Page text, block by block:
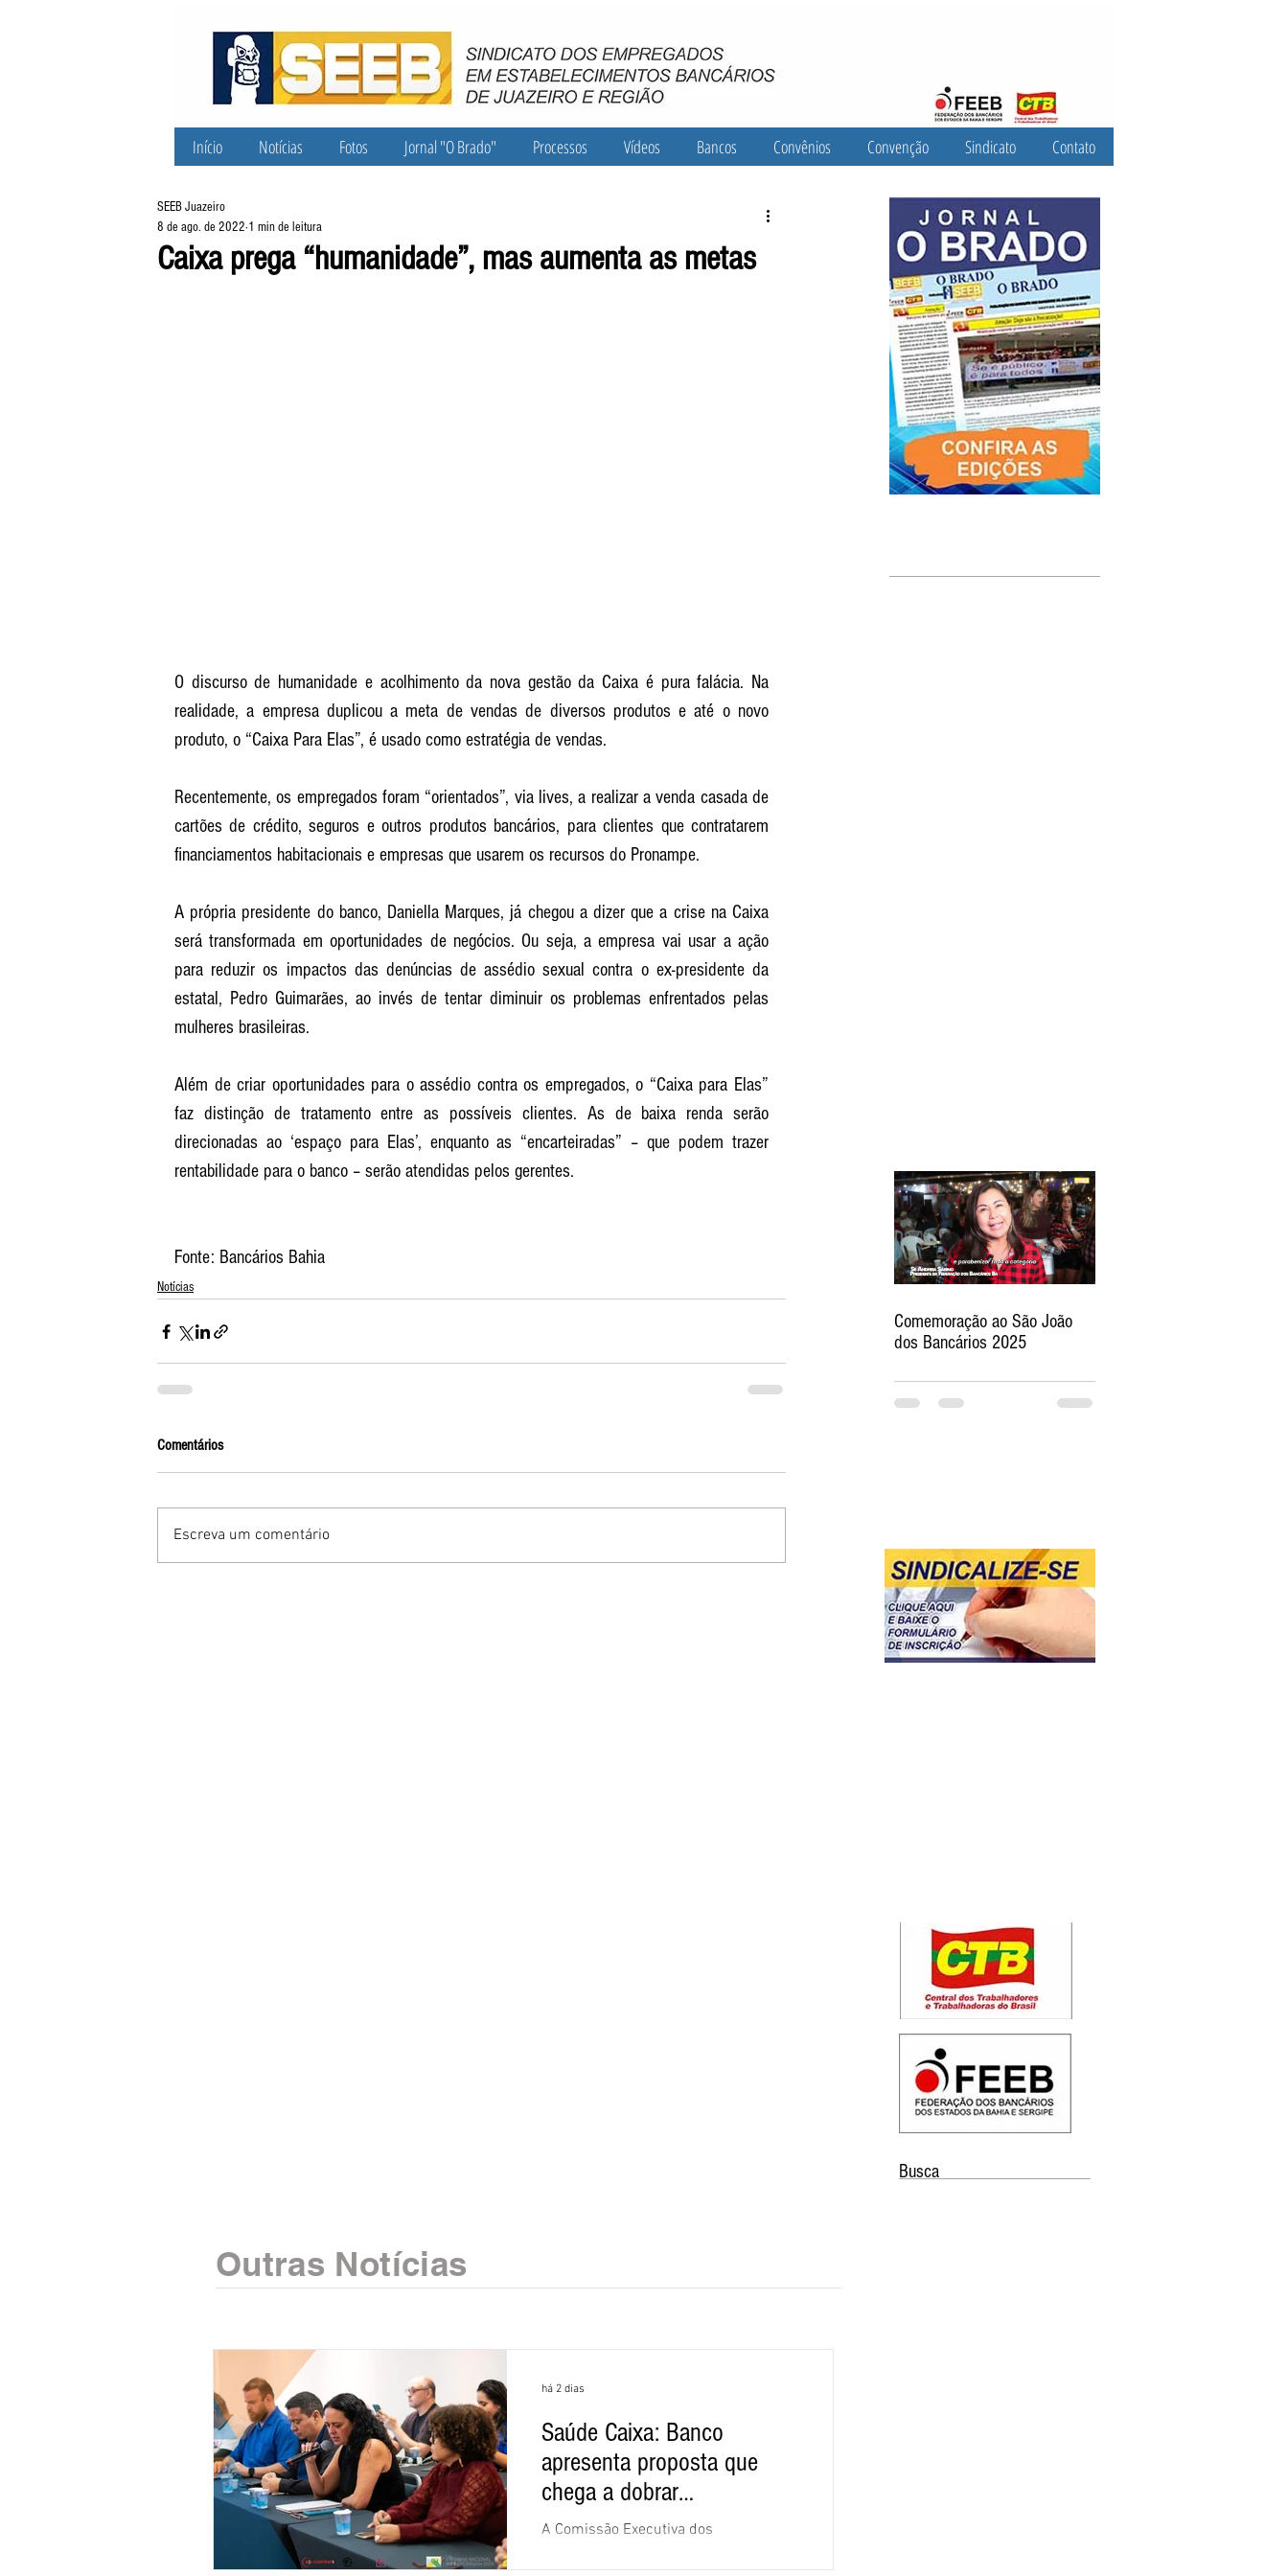
Início Notícias Fotos Jornal "O Brado" Processos Vídeos Bancos Convênios Convenção Sindicato Contato
Caixa prega “humanidade”, mas aumenta as metas
SEEB Juazeiro
8 de ago. de 2022 1 min de leitura
O discurso de humanidade e acolhimento da nova gestão da Caixa é pura falácia. Na
realidade, a empresa duplicou a meta de vendas de diversos produtos e até o novo
produto, o “Caixa Para Elas”, é usado como estratégia de vendas.
Recentemente, os empregados foram “orientados”, via lives, a realizar a venda casada de
cartões de crédito, seguros e outros produtos bancários, para clientes que contratarem
financiamentos habitacionais e empresas que usarem os recursos do Pronampe.
A própria presidente do banco, Daniella Marques, já chegou a dizer que a crise na Caixa
será transformada em oportunidades de negócios. Ou seja, a empresa vai usar a ação
para reduzir os impactos das denúncias de assédio sexual contra o ex-presidente da
estatal, Pedro Guimarães, ao invés de tentar diminuir os problemas enfrentados pelas
mulheres brasileiras.
Além de criar oportunidades para o assédio contra os empregados, o “Caixa para Elas”
faz distinção de tratamento entre as possíveis clientes. As de baixa renda serão
direcionadas ao ‘espaço para Elas’, enquanto as “encarteiradas” – que podem trazer
rentabilidade para o banco – serão atendidas pelos gerentes.
Fonte: Bancários Bahia
Notícias
Comentários
Escreva um comentário
Comemoração ao São João
dos Bancários 2025
Busca
Outras Notícias
Saúde Caixa: Banco
apresenta proposta que
chega a dobrar
mensalidade
A Comissão Executiva dos
há 2 dias